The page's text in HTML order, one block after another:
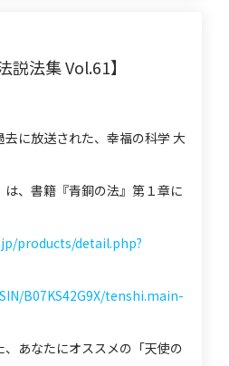
法集 Vol.61】
に放送された、幸福の科学 大
、書籍『青銅の法』第１章に
products/detail.php?
B07KS42G9X/tenshi.main-
、あなたにオススメの「天使の